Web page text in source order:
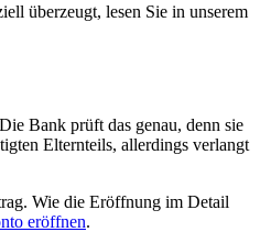
überzeugt, lesen Sie in unserem
Bank prüft das genau, denn sie
Elternteils, allerdings verlangt
Wie die Eröffnung im Detail
eröffnen.